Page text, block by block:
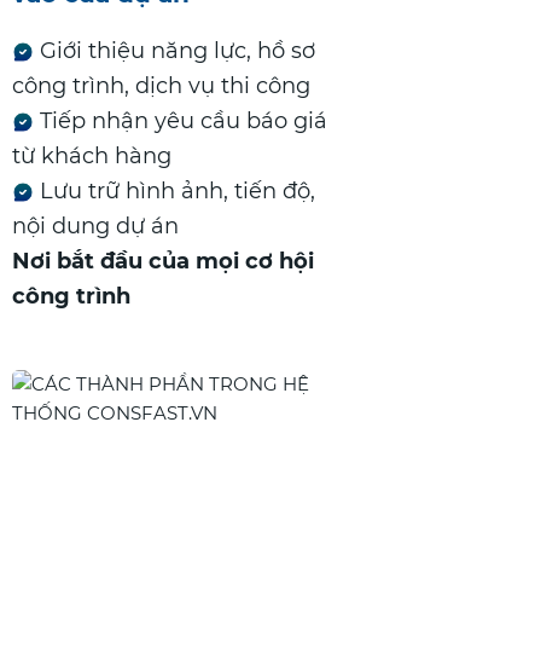
Giới thiệu năng lực, hồ sơ
công trình, dịch vụ thi công
Tiếp nhận yêu cầu báo giá
từ khách hàng
Lưu trữ hình ảnh, tiến độ,
nội dung dự án
Nơi bắt đầu của mọi cơ hội
công trình